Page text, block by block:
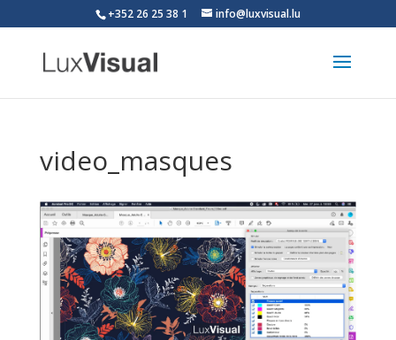
+352 26 25 38 1 info@luxvisual.lu
video_masques